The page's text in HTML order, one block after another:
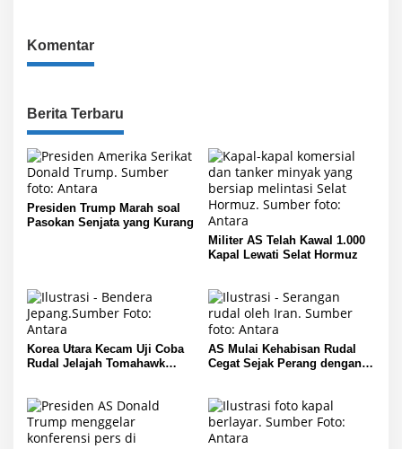
Komentar
Berita Terbaru
Presiden Trump Marah soal
Pasokan Senjata yang Kurang
Militer AS Telah Kawal 1.000
Kapal Lewati Selat Hormuz
Korea Utara Kecam Uji Coba
Rudal Jelajah Tomahawk
AS Mulai Kehabisan Rudal
Cegat Sejak Perang dengan